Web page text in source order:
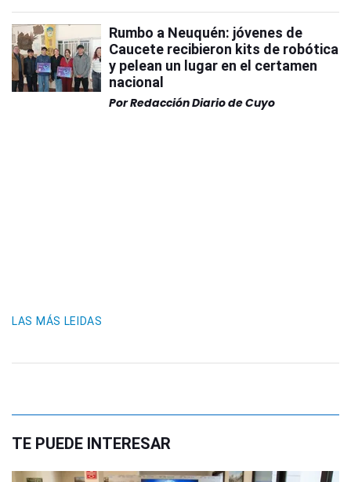
Rumbo a Neuquén: jóvenes de
Caucete recibieron kits de robótica
y pelean un lugar en el certamen
nacional
PorRedacción Diario de Cuyo
LAS MÁS LEIDAS
TE PUEDE INTERESAR